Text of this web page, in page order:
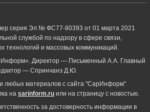
серия Эл № ФС77-80393 от 01 марта 2021
службой по надзору в сфере связи,
технологий и массовых коммуникаций.
Директор — Письменный А.А. Главный
— Спринчанэ Д.Ю.
любых материалов с сайта "СарИнформ"
на sarinform.ru или на страницу с новостью.
за достоверность информации в